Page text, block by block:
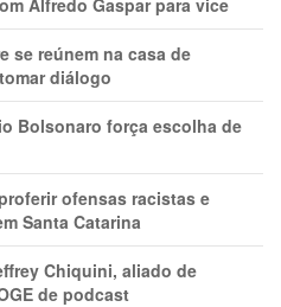
Alfredo Gaspar para vice
se reúnem na casa de
diálogo
Bolsonaro força escolha de
ofensas racistas e
Santa Catarina
Chiquini, aliado de
de podcast